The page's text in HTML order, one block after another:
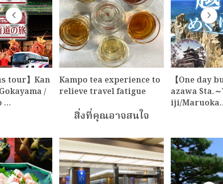
tour】Kan
/
…
Kampo tea experience to
relieve travel fatigue
【One day
azawa Sta.
iji/
สิ่งที่คุณอาจสนใจ